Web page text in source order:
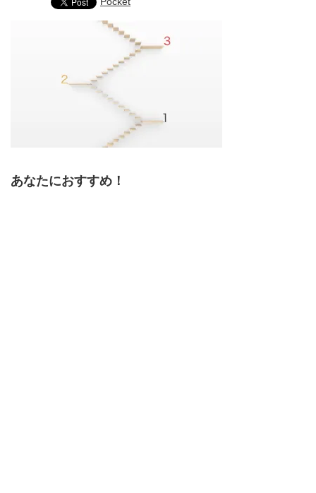
あなたにおすすめ！